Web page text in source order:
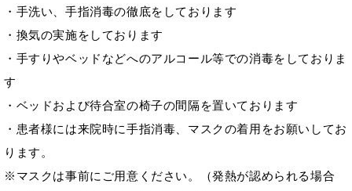
・手洗い、手指消毒の徹底をしております
・換気の実施をしております
・手すりやベッドなどへのアルコール等での消毒をしておりま
す
・ベッドおよび待合室の椅子の間隔を置いております
・患者様には来院時に手指消毒、マスクの着用をお願いしてお
ります。
※マスクは事前にご用意ください。（発熱が認められる場合